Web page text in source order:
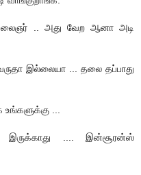
.. அது வேற ஆனா அடி
இல்லையா ... தலை தப்பாது
...
இருக்காது .... இன்சூரன்ஸ்